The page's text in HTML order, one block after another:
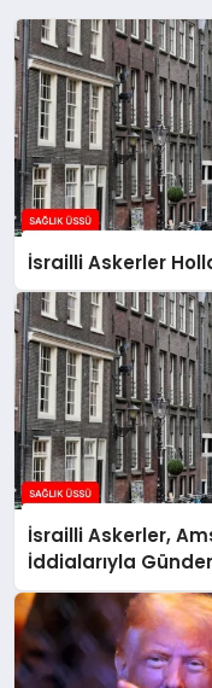
İsrailli Askerler
İsrailli Askerler,
İddialarıyla